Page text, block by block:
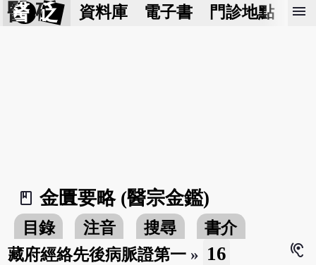
醫 砭 資料庫 電子書 門診地點 預
menu
book_2
金匱要略 (醫宗金鑑)
目錄 注音 搜尋
書介
藏府經絡先後病脈證第一 » 16
hearing